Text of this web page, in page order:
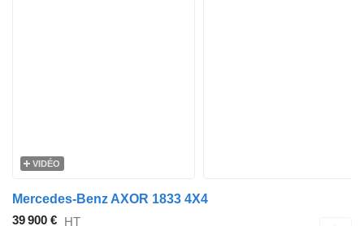
VIDÉO
Mercedes-Benz AXOR 1833 4X4
39 900 € HT